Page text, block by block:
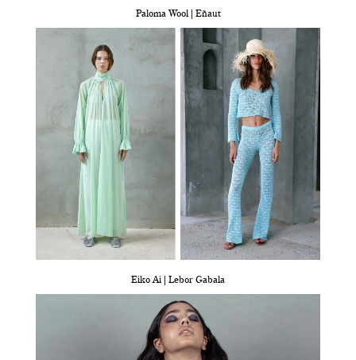
Paloma Wool | Eñaut
Eiko Ai | Lebor Gabala